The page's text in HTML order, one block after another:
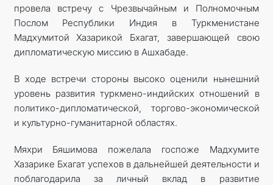
провела встречу с Чрезвычайным и Полномочным
Послом Республики Индия в Туркменистане
Мадхумитой Хазарикой Бхагат, завершающей свою
дипломатическую миссию в Ашхабаде.
В ходе встречи стороны высоко оценили нынешний
уровень развития туркмено-индийских отношений в
политико-дипломатической, торгово-экономической
и культурно-гуманитарной областях.
Мяхри Бяшимова пожелала госпоже Мадхумите
Хазарике Бхагат успехов в дальнейшей деятельности и
поблагодарила за личный вклад в развитие